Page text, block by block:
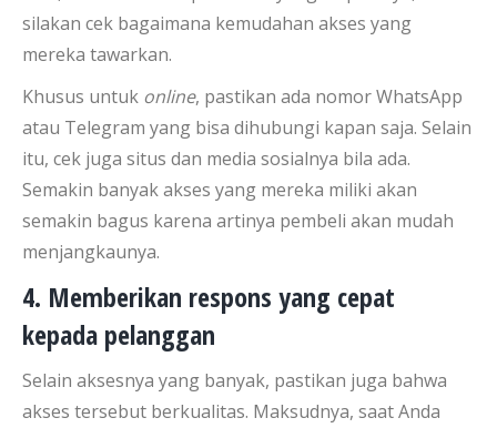
silakan cek bagaimana kemudahan akses yang
mereka tawarkan.
Khusus untuk online, pastikan ada nomor WhatsApp
atau Telegram yang bisa dihubungi kapan saja. Selain
itu, cek juga situs dan media sosialnya bila ada.
Semakin banyak akses yang mereka miliki akan
semakin bagus karena artinya pembeli akan mudah
menjangkaunya.
4. Memberikan respons yang cepat
kepada pelanggan
Selain aksesnya yang banyak, pastikan juga bahwa
akses tersebut berkualitas. Maksudnya, saat Anda